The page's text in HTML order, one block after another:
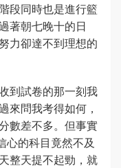
段同時也是進行籃
著朝七晚十的日
力卻達不到理想的
到試卷的那一刻我
來問我考得如何，
數差不多。但事實
心的科目竟然不及
整天提不起勁，就